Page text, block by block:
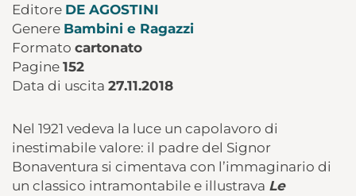
Editore DE AGOSTINI
Genere Bambini e Ragazzi
Formato cartonato
Pagine 152
Data di uscita 27.11.2018
Nel 1921 vedeva la luce un capolavoro di
inestimabile valore: il padre del Signor
Bonaventura si cimentava con l’immaginario di
un classico intramontabile e illustrava Le